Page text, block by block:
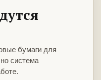
бумаги для
система